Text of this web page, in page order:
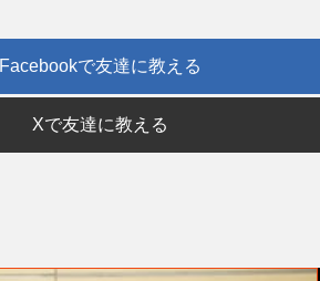
Facebookで友達に教える
Xで友達に教える